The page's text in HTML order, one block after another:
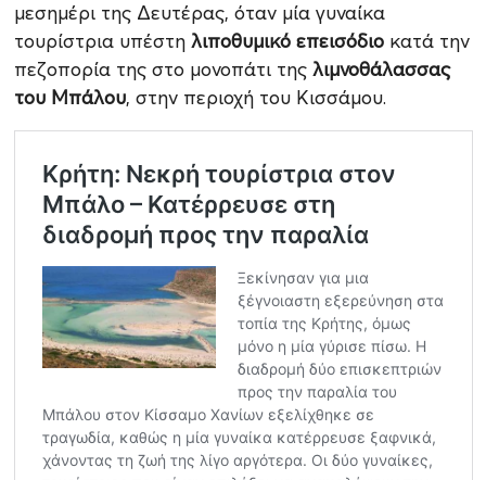
μεσημέρι της Δευτέρας, όταν μία γυναίκα
τουρίστρια υπέστη λιποθυμικό επεισόδιοκατά την
πεζοπορία της στο μονοπάτι της λιμνοθάλασσας
του Μπάλου, στην περιοχή του Κισσάμου.